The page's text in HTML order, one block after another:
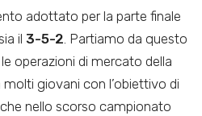
adottato per la parte finale
il 3-5-2. Partiamo da questo
operazioni di mercato della
giovani con l’obiettivo di
nello scorso campionato